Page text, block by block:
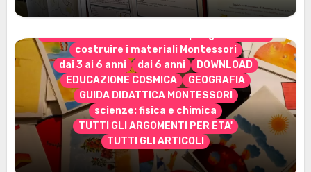
costruire i materiali Montessori
dai 3 ai 6 anni
dai 6 anni
DOWNLOAD
EDUCAZIONE COSMICA
GEOGRAFIA
GUIDA DIDATTICA MONTESSORI
scienze: fisica e chimica
TUTTI GLI ARGOMENTI PER ETA'
TUTTI GLI ARTICOLI
Marzo 2026: nuovi materiali stampabili